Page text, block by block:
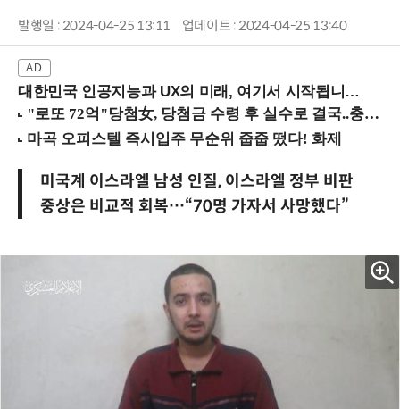
발행일 : 2024-04-25 13:11 업데이트 : 2024-04-25 13:40
대한민국 인공지능과 UX의 미래, 여기서 시작됩니다! (9/2 강남역)
미국계 이스라엘 남성 인질, 이스라엘 정부 비판
중상은 비교적 회복…“70명 가자서 사망했다”